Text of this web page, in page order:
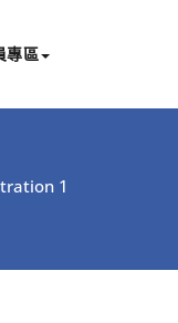
專區
1